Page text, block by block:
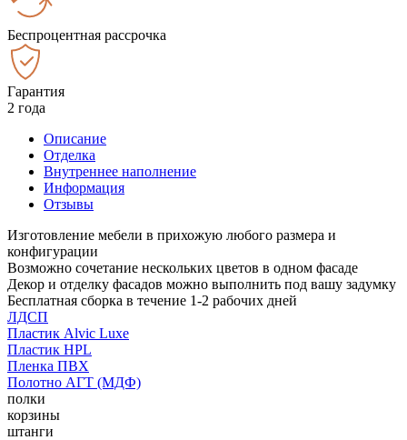
Беспроцентная рассрочка
Гарантия
2 года
Описание
Отделка
Внутреннее наполнение
Информация
Отзывы
Изготовление мебели в прихожую любого размера и
конфигурации
Возможно сочетание нескольких цветов в одном фасаде
Декор и отделку фасадов можно выполнить под вашу задумку
Бесплатная сборка в течение 1-2 рабочих дней
ЛДСП
Пластик Alvic Luxe
Пластик HPL
Пленка ПВХ
Полотно АГТ (МДФ)
полки
корзины
штанги